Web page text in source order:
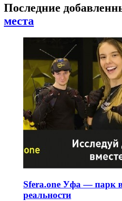
Последние
места
Sfera.one Уфа — парк
реальности